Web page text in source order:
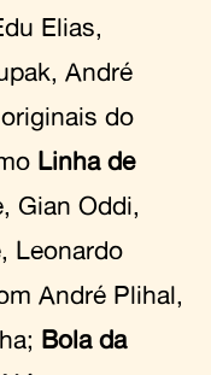
Elias,
André
do
Linha de
Gian Oddi,
Leonardo
André Plihal,
Bola da